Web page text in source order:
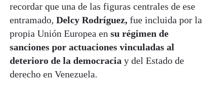
recordar que una de las figuras centrales de ese
entramado, Delcy Rodríguez, fue incluida por la
propia Unión Europea en su régimen de
sanciones por actuaciones vinculadas al
deterioro de la democracia y del Estado de
derecho en Venezuela.